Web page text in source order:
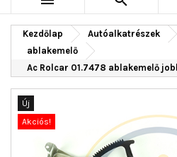
Kezdőlap Autóalkatrészek
ablakemelő
Ac Rolcar 01.7478 ablakemelő jobb
Új
Akciós!